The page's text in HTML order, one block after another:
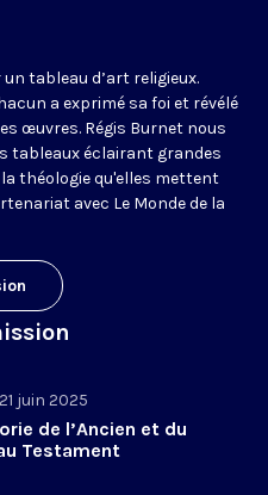
tableau d’art religieux.
a exprimé sa foi et révélé
œuvres. Régis Burnet nous
tableaux éclairant grandes
théologie qu'elles mettent
avec Le Monde de la
juin 2025
de l’Ancien et du
Testament